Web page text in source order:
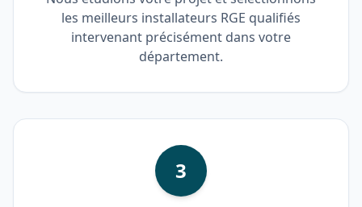
les meilleurs installateurs RGE qualifiés
intervenant précisément dans votre
département.
3